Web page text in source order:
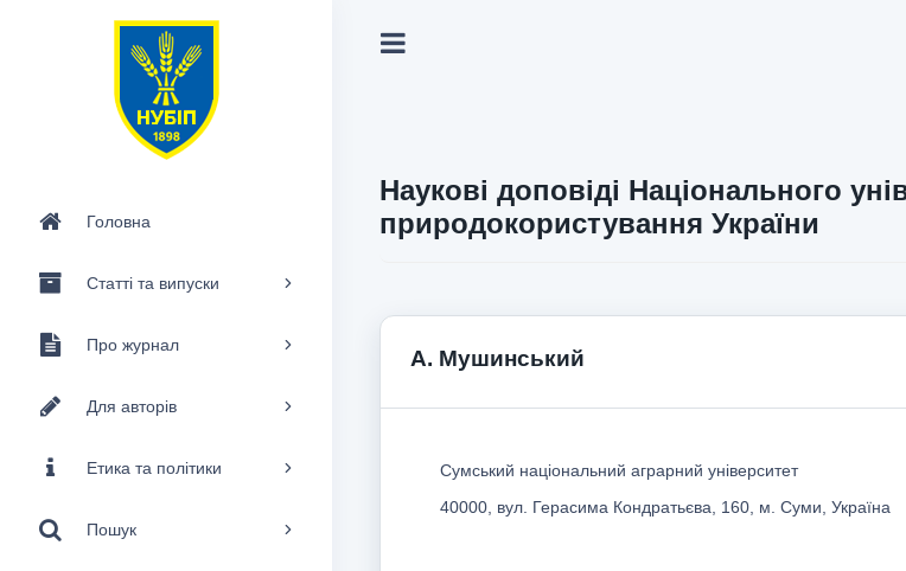
Головна
Статті та випуски
Про журнал
Для авторів
Етика та політики
Пошук
Наукові доповіді Національного
природокористування України
А. Мушинський
Сумський національний аграрний університет
40000, вул. Герасима Кондратьєва, 160, м. Суми, Україна